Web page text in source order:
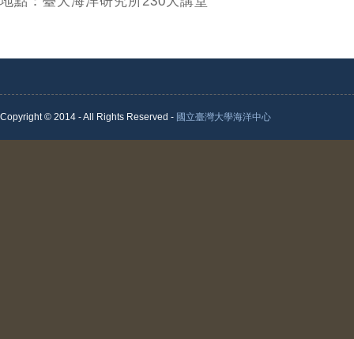
Copyright © 2014 - All Rights Reserved - 國立臺灣大學海洋中心